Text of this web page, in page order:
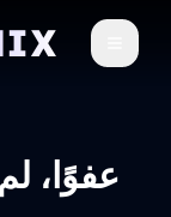
عفوًا،